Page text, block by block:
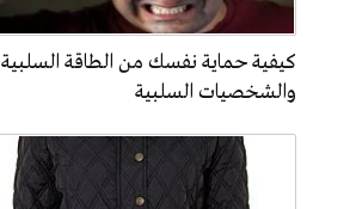
كيفية حماية نفسك من الطاقة السلبية
والشخصيات السلبية